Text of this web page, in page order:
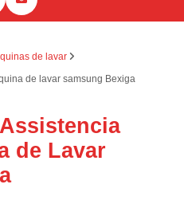
de lavar
de lavar samsung Bexiga
de Lavar